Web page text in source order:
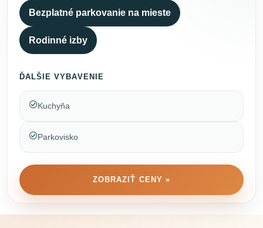
Bezplatné parkovanie na mieste
Rodinné izby
ĎALŠIE VYBAVENIE
Kuchyňa
Parkovisko
ZOBRAZIŤ CENY »